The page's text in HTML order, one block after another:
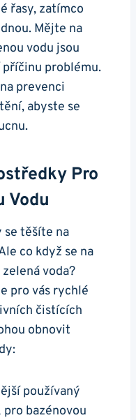
řasy, zatímco
Mějte na
vodu jsou
problému.
prevenci
abyste se
Pro
Vodu
se těšíte na
co když se na
voda?
pro vás rychlé
čistících
obnovit
používaný
bazénovou